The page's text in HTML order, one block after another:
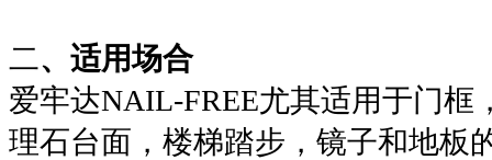
二、适用场合
爱牢达NAIL-FREE尤其适用于门框
理石台面，楼梯踏步，镜子和地板